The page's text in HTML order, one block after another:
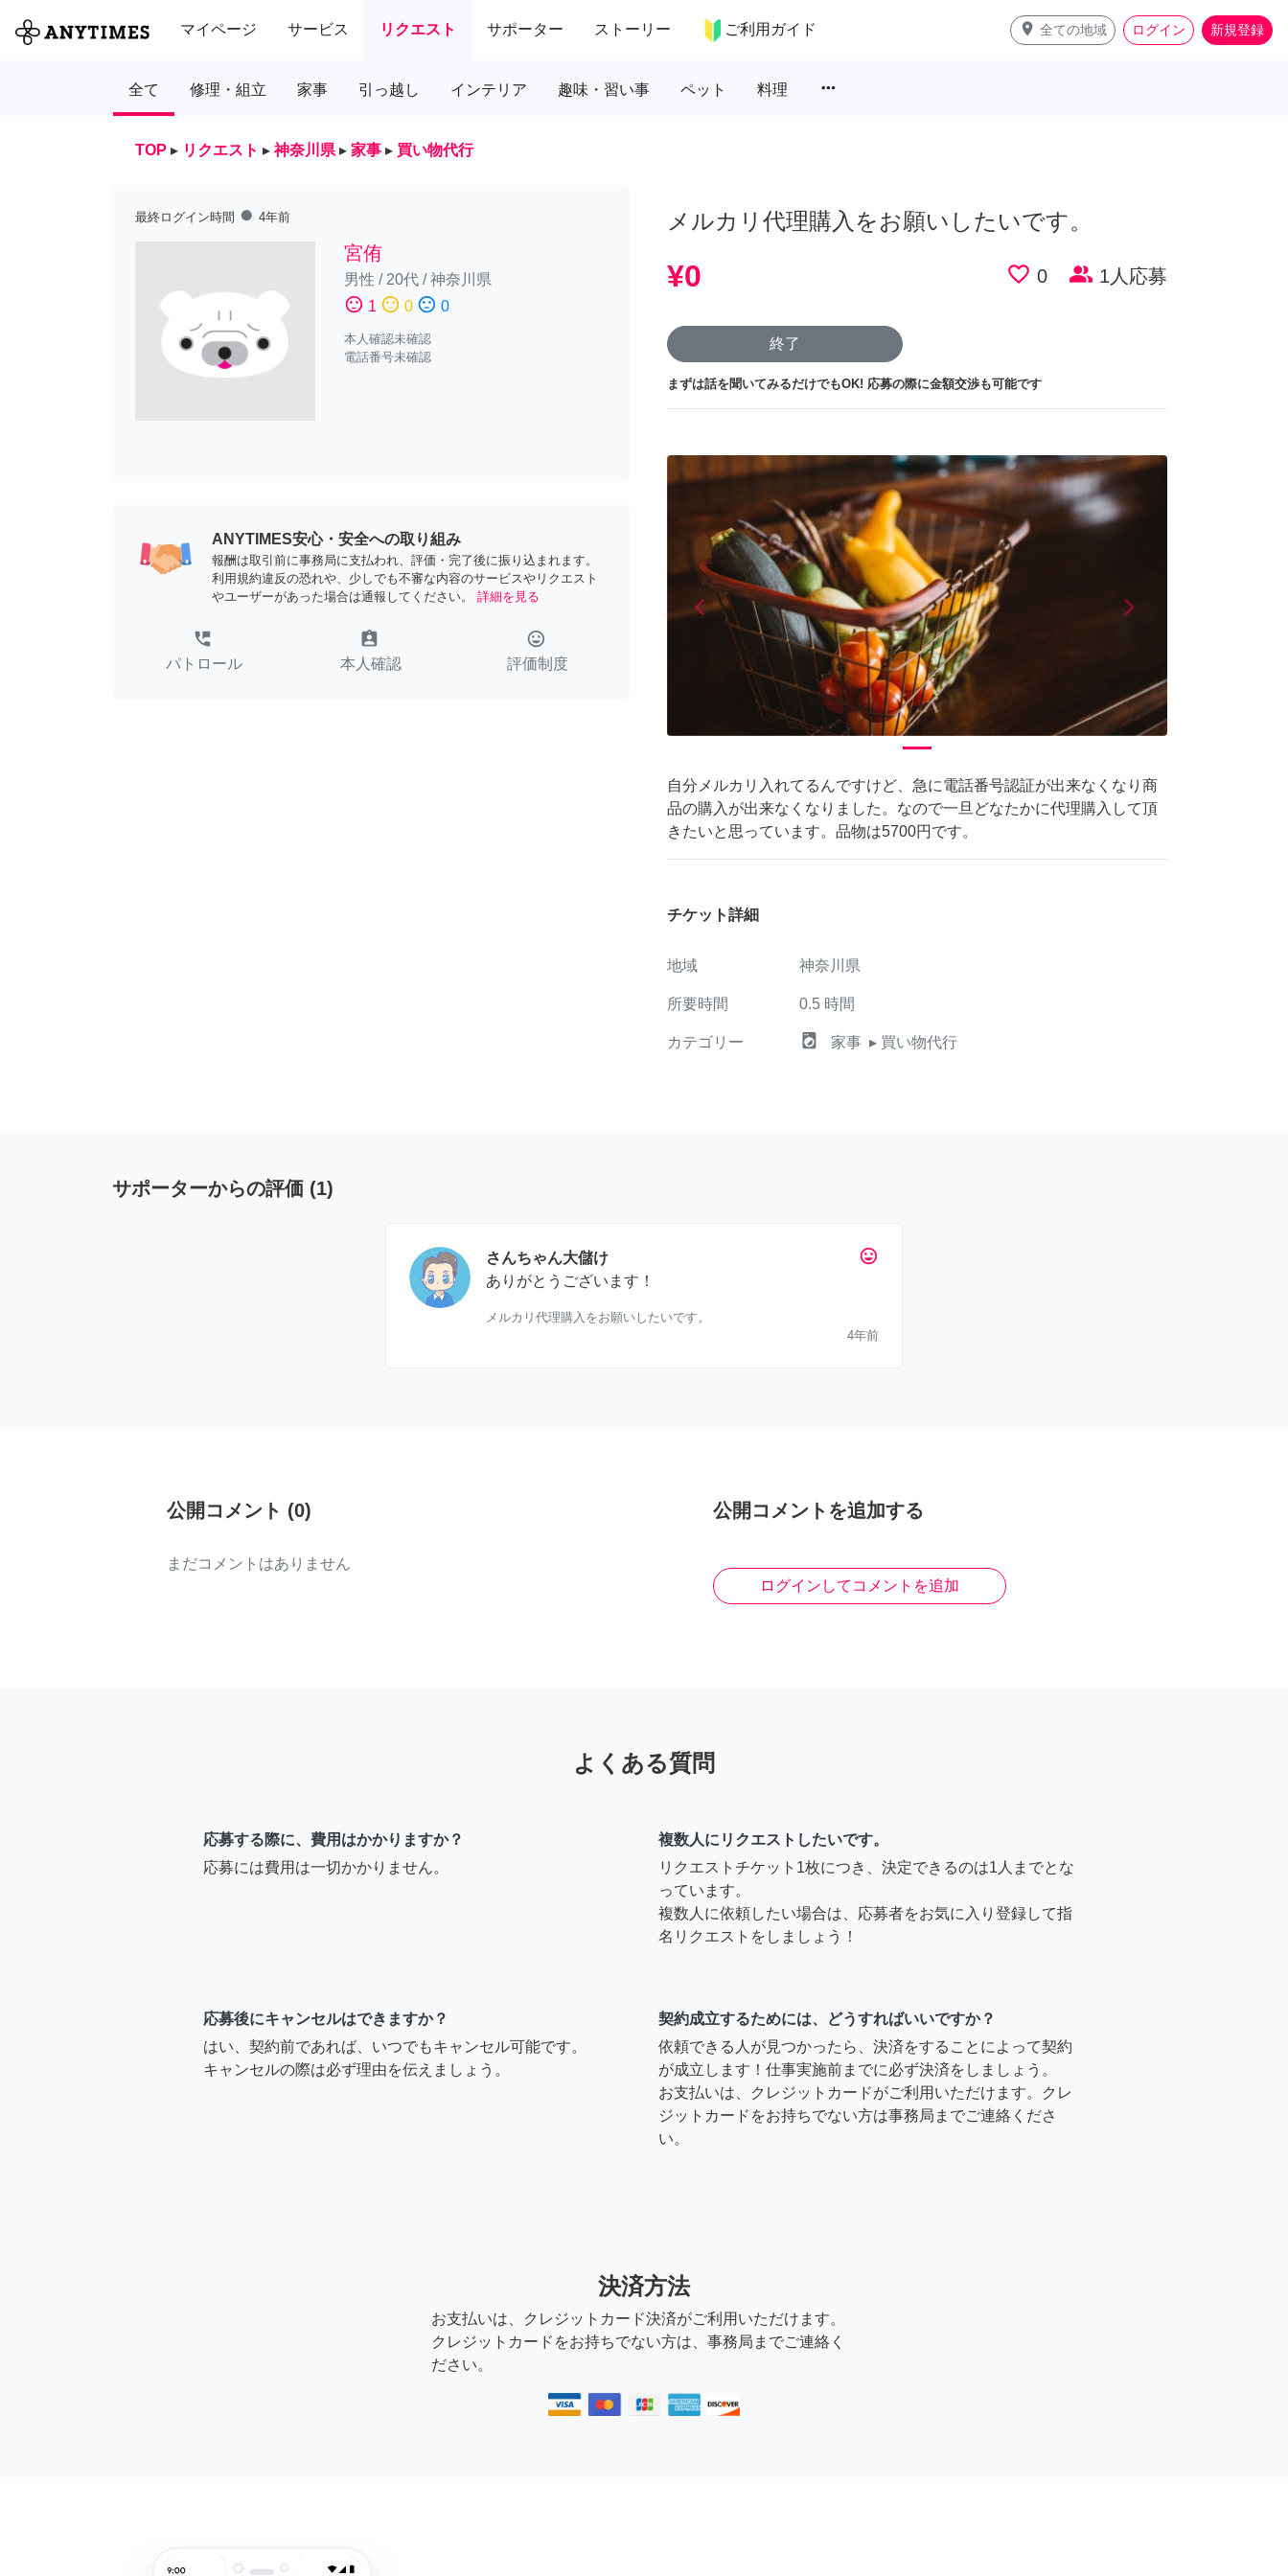
マイページ サービス リクエスト サポーター ストーリー ご利用ガイド place 全ての地域 ログイン 新規登録
全て 修理・組立 家事 引っ越し インテリア 趣味・習い事 ペット 料理 more_horiz
TOP ▸ リクエスト ▸ 神奈川県 ▸ 家事 ▸ 買い物代行
最終ログイン時間 fiber_manual_record 4年前
宮侑
男性 / 20代/神奈川県
sentiment_satisfied 1 sentiment_neutral 0 sentiment_dissatisfied 0
本人確認未確認
電話番号未確認
ANYTIMES安心・安全への取り組み
報酬は取引前に事務局に支払われ、評価・完了後に振り込まれます。
利用規約違反の恐れや、少しでも不審な内容のサービスやリクエスト
やユーザーがあった場合は通報してください。
詳細を見る
perm_phone_msg
パトロール
assignment_ind
本人確認
tag_faces
評価制度
メルカリ代理購入をお願いしたいです。
¥0 favorite_border 0 people_alt 1人応募
終了
まずは話を聞いてみるだけでもOK! 応募の際に金額交渉も可能です
arrow_back_iosPrevious arrow_forward_iosNext
自分メルカリ入れてるんですけど、急に電話番号認証が出来なくなり商
品の購入が出来なくなりました。なので一旦どなたかに代理購入して頂
きたいと思っています。品物は5700円です。
チケット詳細
地域 神奈川県
所要時間 0.5 時間
カテゴリー local_laundry_service 家事 ▸ 買い物代行
サポーターからの評価 (1)
tag_faces
さんちゃん大儲け
ありがとうございます！
メルカリ代理購入をお願いしたいです。
4年前
公開コメント (0)
まだコメントはありません
公開コメントを追加する
ログインしてコメントを追加
よくある質問
応募する際に、費用はかかりますか？
応募には費用は一切かかりません。
複数人にリクエストしたいです。
リクエストチケット1枚につき、決定できるのは1人までとな
っています。
複数人に依頼したい場合は、応募者をお気に入り登録して指
名リクエストをしましょう！
応募後にキャンセルはできますか？
はい、契約前であれば、いつでもキャンセル可能です。
キャンセルの際は必ず理由を伝えましょう。
契約成立するためには、どうすればいいですか？
依頼できる人が見つかったら、決済をすることによって契約
が成立します！仕事実施前までに必ず決済をしましょう。
お支払いは、クレジットカードがご利用いただけます。クレ
ジットカードをお持ちでない方は事務局までご連絡くださ
い。
決済方法
お支払いは、クレジットカード決済がご利用いただけます。
クレジットカードをお持ちでない方は、事務局までご連絡く
ださい。